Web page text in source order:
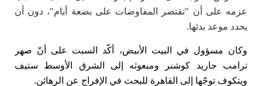
عزمه على أن "تقتصر المفاوضات على بضعة أيام"، دون أن
يحدد موعد بدئها.
وكان مسؤول في البيت الأبيض، أكّد السبت على أنّ صهر
ترامب جاريد كوشنر ومبعوثه إلى الشرق الأوسط ستيف
ويتكوف توجّها إلى القاهرة للبحث في الإفراج عن الرهائن.